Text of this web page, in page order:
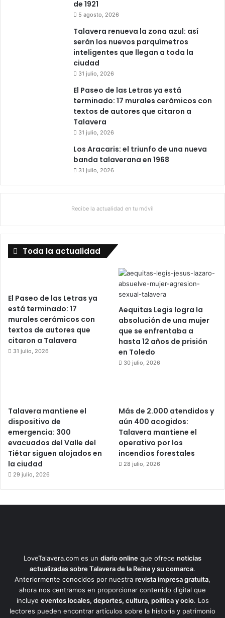
de 1921
5 agosto, 2026
Talavera renueva la zona azul: así
serán los nuevos parquímetros
inteligentes que llegan a toda la
ciudad
31 julio, 2026
El Paseo de las Letras ya está
terminado: 17 murales cerámicos con
textos de autores que citaron a
Talavera
31 julio, 2026
Los Aracaris: el triunfo de una nueva
banda talaverana en 1968
31 julio, 2026
Recibe la actualidad en tu móvil
Toda la actualidad
El Paseo de las Letras ya
está terminado: 17
murales cerámicos con
textos de autores que
citaron a Talavera
31 julio, 2026
Aequitas Legis logra la
absolución de una mujer
que se enfrentaba a
hasta 12 años de prisión
en Toledo
30 julio, 2026
Talavera mantiene el
dispositivo de
emergencia: 300
evacuados del Valle del
Tiétar siguen alojados en
la ciudad
29 julio, 2026
Más de 2.000 atendidos y
aún 400 acogidos:
Talavera mantiene el
operativo por los
incendios forestales
28 julio, 2026
LoveTalavera.com es un diario online que ofrece noticias
actualizadas sobre Talavera de la Reina y su comarca.
Anteriormente conocidos por nuestra revista impresa gratuita,
ahora nos centramos en proporcionar contenido digital que
incluye eventos locales, deportes, cultura, política y ocio. Los
lectores pueden encontrar artículos sobre la historia y patrimonio